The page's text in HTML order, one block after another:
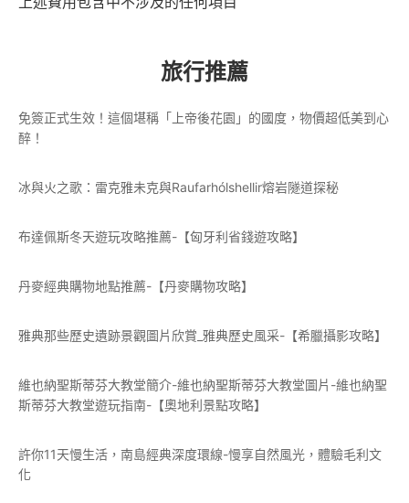
旅行推薦
免簽正式生效！這個堪稱「上帝後花園」的國度，物價超低美到心
醉！
冰與火之歌：雷克雅未克與Raufarhólshellir熔岩隧道探秘
布達佩斯冬天遊玩攻略推薦-【匈牙利省錢遊攻略】
丹麥經典購物地點推薦-【丹麥購物攻略】
雅典那些歷史遺跡景觀圖片欣賞_雅典歷史風采-【希臘攝影攻略】
維也納聖斯蒂芬大教堂簡介-維也納聖斯蒂芬大教堂圖片-維也納聖
斯蒂芬大教堂遊玩指南-【奧地利景點攻略】
許你11天慢生活，南島經典深度環線-慢享自然風光，體驗毛利文
化